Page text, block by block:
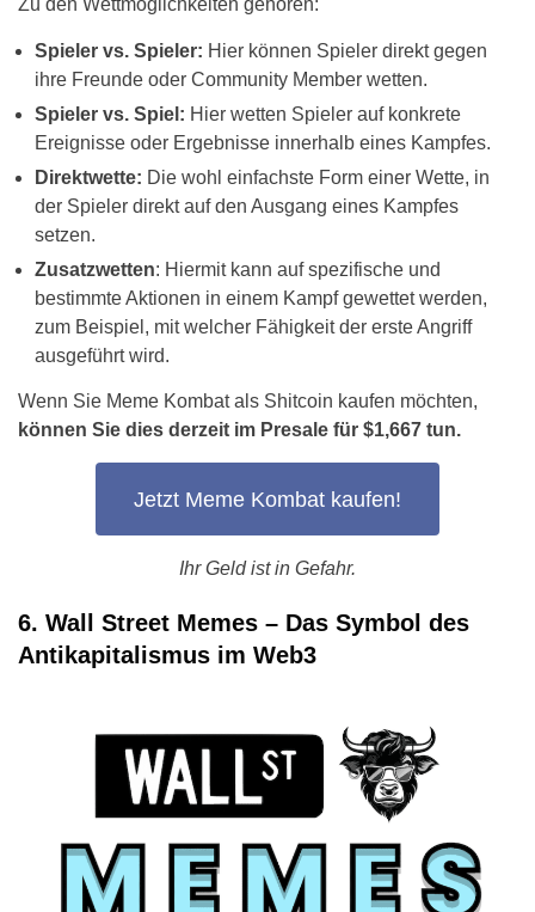
Zu den Wettmöglichkeiten gehören:
Spieler vs. Spieler: Hier können Spieler direkt gegen
ihre Freunde oder Community Member wetten.
Spieler vs. Spiel: Hier wetten Spieler auf konkrete
Ereignisse oder Ergebnisse innerhalb eines Kampfes.
Direktwette: Die wohl einfachste Form einer Wette, in
der Spieler direkt auf den Ausgang eines Kampfes
setzen.
Zusatzwetten: Hiermit kann auf spezifische und
bestimmte Aktionen in einem Kampf gewettet werden,
zum Beispiel, mit welcher Fähigkeit der erste Angriff
ausgeführt wird.
Wenn Sie Meme Kombat als Shitcoin kaufen möchten,
können Sie dies derzeit im Presale für $1,667 tun.
Jetzt Meme Kombat kaufen!
Ihr Geld ist in Gefahr.
6. Wall Street Memes – Das Symbol des
Antikapitalismus im Web3